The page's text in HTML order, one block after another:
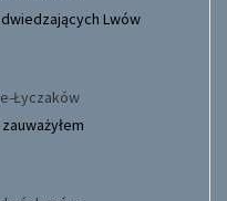
Lwów
Łyczaków